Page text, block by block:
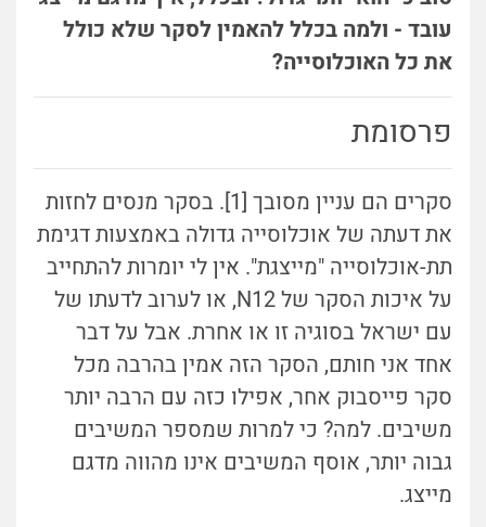
עובד - ולמה בכלל להאמין לסקר שלא כולל
את כל האוכלוסייה?
פרסומת
סקרים הם עניין מסובך [1]. בסקר מנסים לחזות
את דעתה של אוכלוסייה גדולה באמצעות דגימת
תת-אוכלוסייה "מייצגת". אין לי יומרות להתחייב
על איכות הסקר של N12, או לערוב לדעתו של
עם ישראל בסוגיה זו או אחרת. אבל על דבר
אחד אני חותם, הסקר הזה אמין בהרבה מכל
סקר פייסבוק אחר, אפילו כזה עם הרבה יותר
משיבים. למה? כי למרות שמספר המשיבים
גבוה יותר, אוסף המשיבים אינו מהווה מדגם
מייצג.